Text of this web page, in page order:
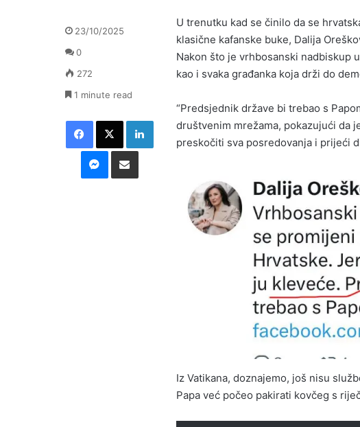
U trenutku kad se činilo da se
klasične kafanske buke, Dalija
Nakon što je vrhbosanski nadbiskup
kao i svaka građanka koja drži do
“Predsjednik države bi trebao s
društvenim mrežama, pokazujući da
preskočiti sva posredovanja i prijeći
Iz Vatikana, doznajemo, još nisu
Papa već počeo pakirati kovčeg s
23/10/2025
0
272
1 minute read
Facebook
X LinkedIn
Messenger
Podijeli putem E-maila